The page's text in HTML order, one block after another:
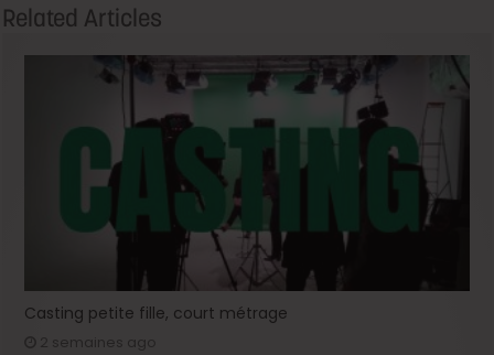
Related Articles
Casting petite fille, court métrage
2 semaines ago